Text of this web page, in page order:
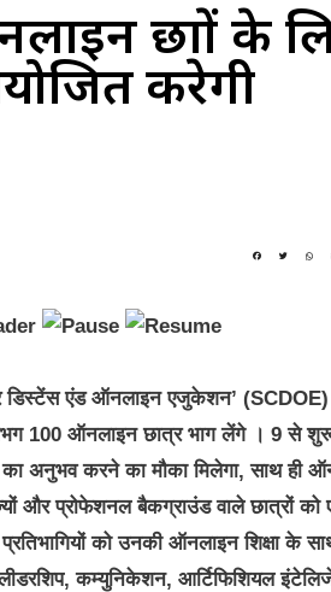
छात्रों के
करेगी
डिस्टेंस एंड ऑनलाइन एजुकेशन’ (SCDOE)
100 ऑनलाइन छात्र भाग लेंगे । 9 से शुरू
अनुभव करने का मौका मिलेगा, साथ ही
और प्रोफेशनल बैकग्राउंड वाले छात्रों
को उनकी ऑनलाइन शिक्षा के
लीडरशिप, कम्युनिकेशन, आर्टिफिशियल